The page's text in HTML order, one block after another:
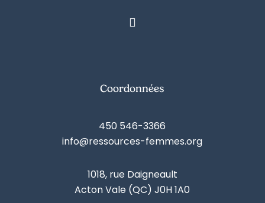
Coordonnées
450 546-3366
info@ressources-femmes.org
1018, rue Daigneault
Acton Vale (QC) J0H 1A0